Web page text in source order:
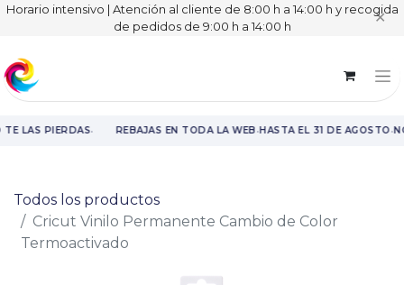
Horario intensivo | Atención al cliente de 8:00 h a 14:00 h y recogida
de pedidos de 9:00 h a 14:00 h
✕
LAS PIERDAS· REBAJAS EN TODA LA WEB·HASTA EL 31 DE AGOSTO·
Todos los productos
Cricut Vinilo Permanente Cambio de Color
Termoactivado